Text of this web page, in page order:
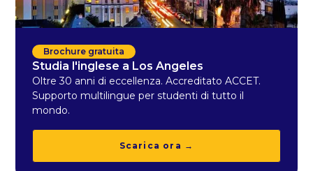
Brochure gratuita
Studia l'inglese a Los Angeles
Oltre 30 anni di eccellenza. Accreditato ACCET.
Supporto multilingue per studenti di tutto il
mondo.
Scarica ora →